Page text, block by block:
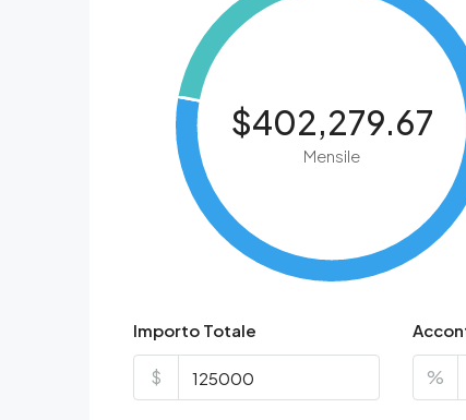
$402,279.67
Mensile
Importo Totale
$ %